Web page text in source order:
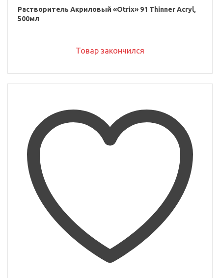
Растворитель Акриловый «Otrix» 91 Thinner Acryl,
500мл
Товар закончился